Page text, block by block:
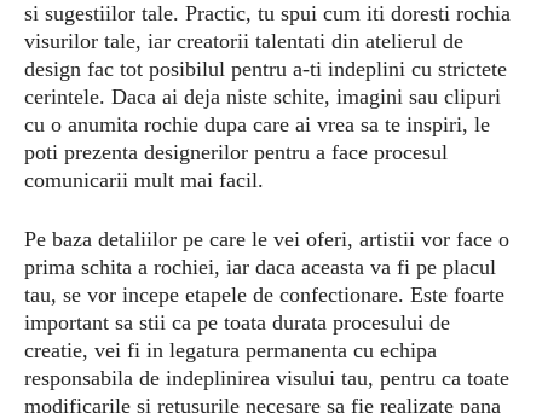
si sugestiilor tale. Practic, tu spui cum iti doresti rochia
visurilor tale, iar creatorii talentati din atelierul de
design fac tot posibilul pentru a-ti indeplini cu strictete
cerintele. Daca ai deja niste schite, imagini sau clipuri
cu o anumita rochie dupa care ai vrea sa te inspiri, le
poti prezenta designerilor pentru a face procesul
comunicarii mult mai facil.
Pe baza detaliilor pe care le vei oferi, artistii vor face o
prima schita a rochiei, iar daca aceasta va fi pe placul
tau, se vor incepe etapele de confectionare. Este foarte
important sa stii ca pe toata durata procesului de
creatie, vei fi in legatura permanenta cu echipa
responsabila de indeplinirea visului tau, pentru ca toate
modificarile si retusurile necesare sa fie realizate pana